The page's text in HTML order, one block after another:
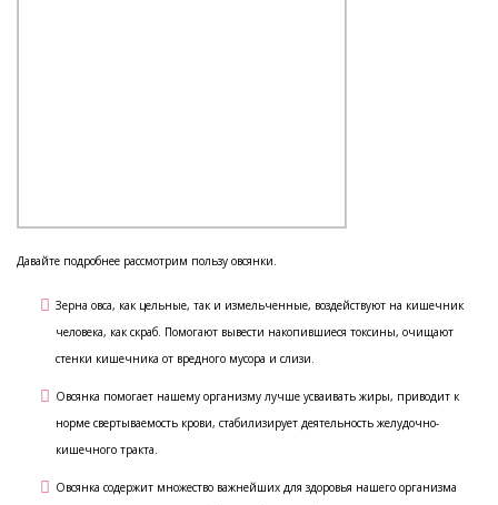
Давайте подробнее рассмотрим пользу овсянки.
Зерна овса, как цельные, так и измельченные, воздействуют на кишечник
человека, как скраб. Помогают вывести накопившиеся токсины, очищают
стенки кишечника от вредного мусора и слизи.
Овсянка помогает нашему организму лучше усваивать жиры, приводит к
норме свертываемость крови, стабилизирует деятельность желудочно-
кишечного тракта.
Овсянка содержит множество важнейших для здоровья нашего организма